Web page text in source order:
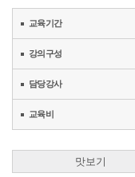
교육기간
강의구성
담당강사
교육비
맛보기